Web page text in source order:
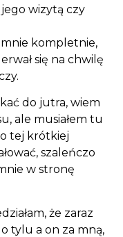
wizytą czy
mnie kompletnie,
się na chwilę
do jutra, wiem
ale musiałem tu
tej krótkiej
szaleńczo
w stronę
że zaraz
tylu a on za mną,